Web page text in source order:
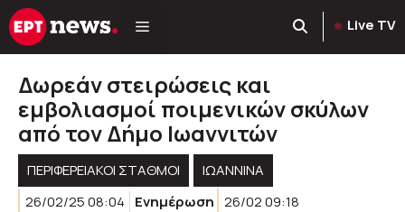
Μετάβαση
σε
Live TV
Δωρεάν στειρώσεις και
εμβολιασμοί ποιμενικών σκύλων
από τον Δήμο Ιωαννιτών
ΠΕΡΙΦΕΡΕΙΑΚΟΊ ΣΤΑΘΜΟΊ
ΙΩΑΝΝΙΝΑ
26/02/25 08:04
Ενημέρωση 26/02 09:18